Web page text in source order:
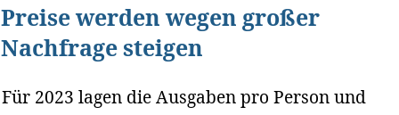
Preise werden wegen großer
Nachfrage steigen
Für 2023 lagen die Ausgaben pro Person und